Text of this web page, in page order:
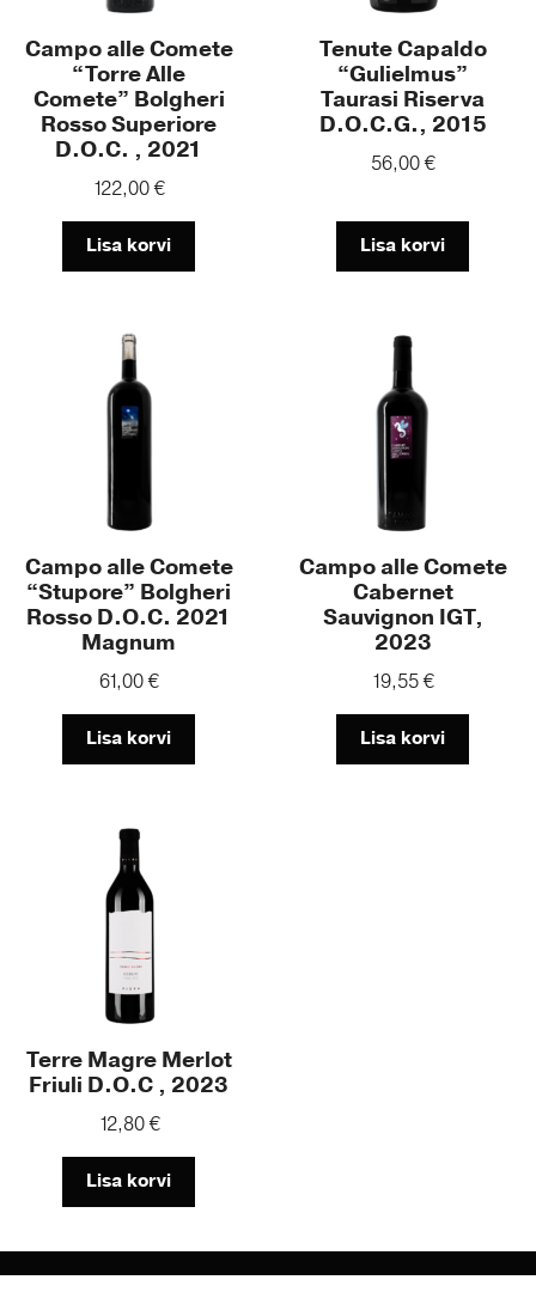
Campo alle Comete
“Torre Alle
Comete” Bolgheri
Rosso Superiore
D.O.C. , 2021
122,00€
Lisa korvi
Tenute Capaldo
“Gulielmus”
Taurasi Riserva
D.O.C.G., 2015
56,00€
Lisa korvi
Campo alle Comete
“Stupore” Bolgheri
Rosso D.O.C. 2021
Magnum
61,00€
Lisa korvi
Campo alle Comete
Cabernet
Sauvignon IGT,
2023
19,55€
Lisa korvi
Terre Magre Merlot
Friuli D.O.C , 2023
12,80€
Lisa korvi